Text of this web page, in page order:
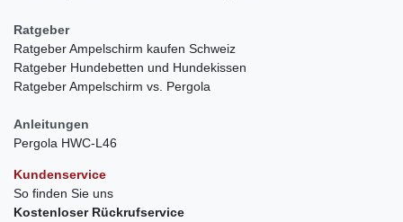
Ratgeber
Ratgeber Ampelschirm kaufen Schweiz
Ratgeber Hundebetten und Hundekissen
Ratgeber Ampelschirm vs. Pergola
Anleitungen
Pergola HWC-L46
Kundenservice
So finden Sie uns
Kostenloser Rückrufservice